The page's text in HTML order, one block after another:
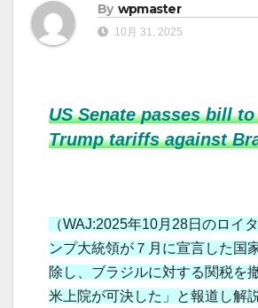
By wpmaster
10月 31, 2025
US Senate passes bill
Trump tariffs against
（WAJ:2025年10月28日のロイ
ンプ大統領が７月に宣言した国
除し、ブラジルに対する関税を
米上院が可決した」と報道し解